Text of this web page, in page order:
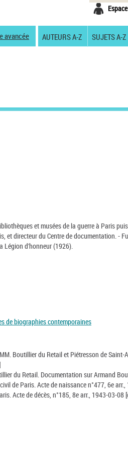
avancée AUTEURS A-Z SUJETS A-Z
et musées de la guerre à Paris
et directeur du Centre de documentation. -
Légion d'honneur (1926).
de biographies contemporaines
Boutillier du Retail et Piétresson de
du Retail. Documentation sur Armand
de Paris. Acte de naissance n°477, 6e
Acte de décès, n°185, 8e arr., 1943-03-08